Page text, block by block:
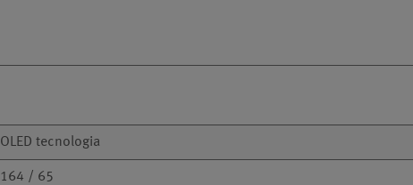
OLED tecnologia
164 / 65